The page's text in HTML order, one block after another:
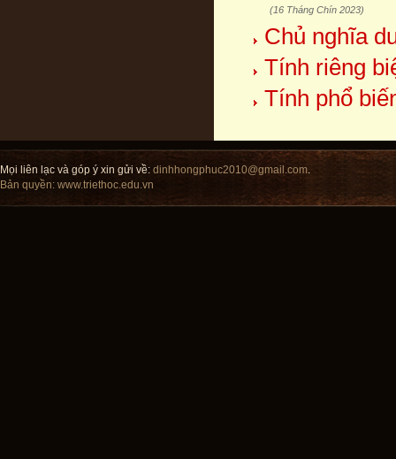
(16 Tháng Chín 2023)
Chủ nghĩa
Tính riêng
Tính phổ
Mọi liên lạc và góp ý xin gửi về: dinhhongphuc2010@gmail.com.
Bản quyền: www.triethoc.edu.vn